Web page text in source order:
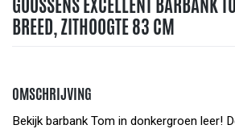
GOOSSENS EXCELLENT BARBANK
BREED, ZITHOOGTE 83 CM
OMSCHRIJVING
Bekijk barbank Tom in donkergroen leer!